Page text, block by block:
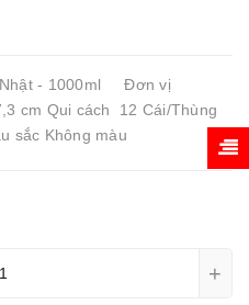
Nhật - 1000ml Đơn vị
cm Qui cách 12 Cái/Thùng
sắc Không màu
+